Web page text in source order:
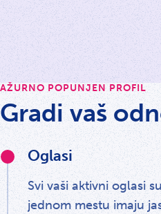
AŽURNO POPUNJEN PROFIL
Gradi vaš
Oglasi
Svi vaši aktivni oglasi
jednom mestu imaju